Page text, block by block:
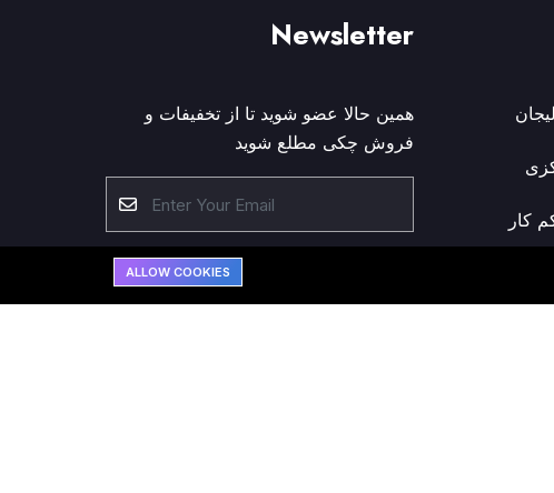
کار
Newsletter
همین حالا عضو شوید تا از تخفیفات و
فروش چکی مطلع شوید
Please solve the following math
ALLOW COOKIES